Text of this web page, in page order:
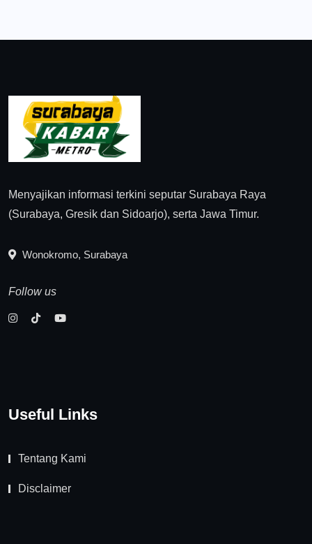
Menyajikan informasi terkini seputar Surabaya Raya
(Surabaya, Gresik dan Sidoarjo), serta Jawa Timur.
Wonokromo, Surabaya
Follow us
Useful Links
Tentang Kami
Disclaimer